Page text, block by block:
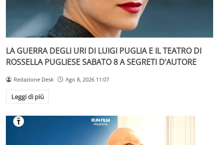
LA GUERRA DEGLI URI DI LUIGI PUGLIA E IL TEATRO DI
ROSSELLA PUGLIESE SABATO 8 A SEGRETI D’AUTORE
Redazione Desk Ago 8, 2026 11:07
Leggi di più